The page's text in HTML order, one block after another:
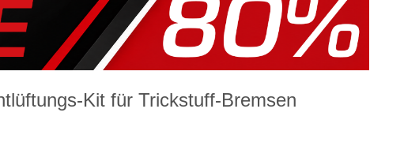
Kit für Trickstuff-Bremsen